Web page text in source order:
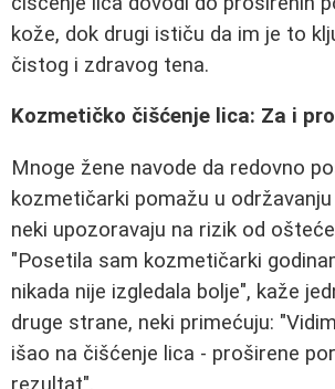
kože, dok drugi ističu da im je to
čistog i zdravog tena.
Kozmetičko čišćenje lica: Za i
Mnoge žene navode da redovno
kozmetičarki pomažu u
neki upozoravaju na rizik od
"Posetila sam kozmetičarki
nikada nije izgledala bolje", kaže
druge strane, neki primećuju:
išao na čišćenje lica - proširene